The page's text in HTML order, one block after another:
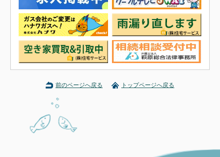
前のページへ戻る トップページへ戻る